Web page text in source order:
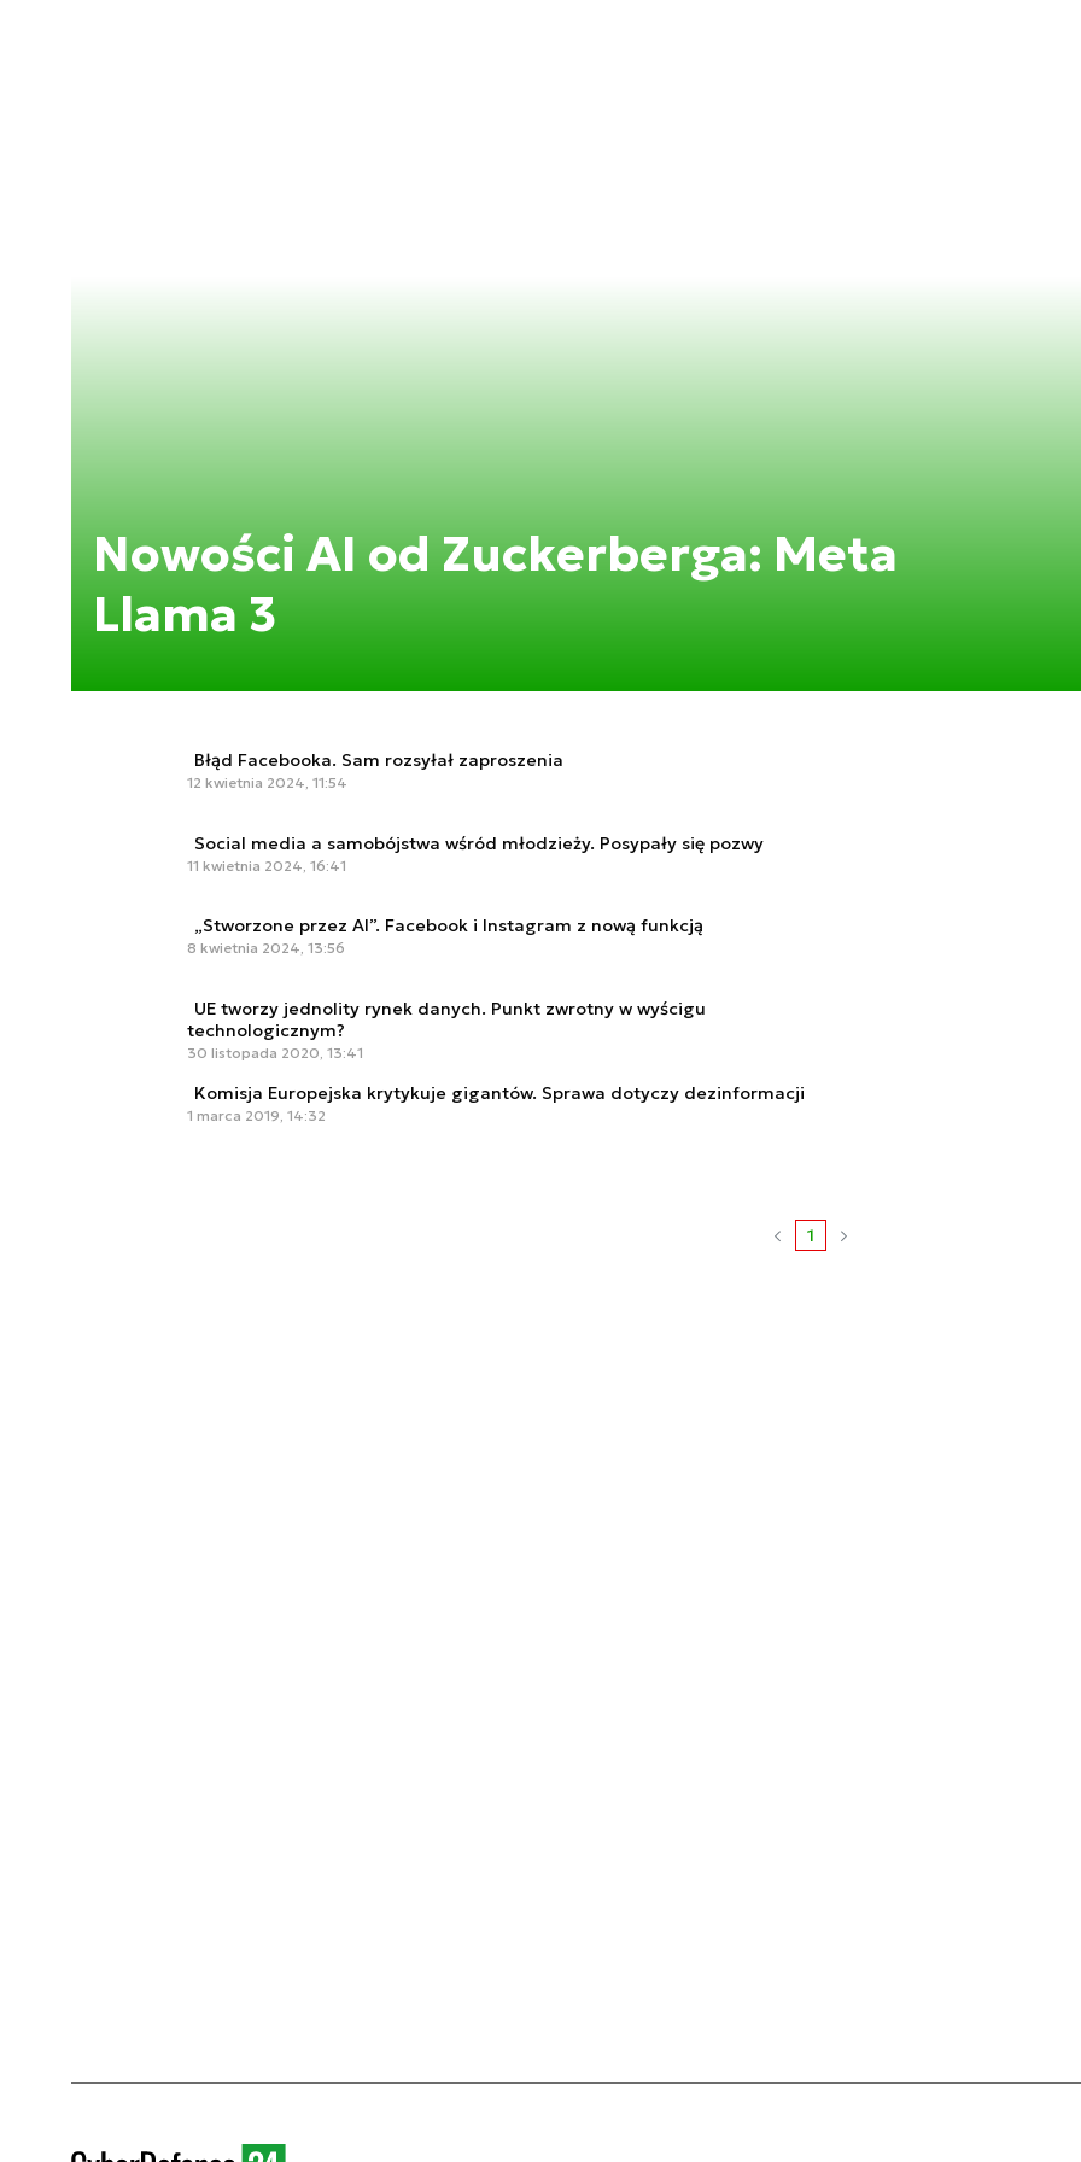
Nowości AI od Zuckerberga: Meta
Llama 3
Błąd Facebooka. Sam rozsyłał zaproszenia
12 kwietnia 2024, 11:54
Social media a samobójstwa wśród młodzieży. Posypały się pozwy
11 kwietnia 2024, 16:41
„Stworzone przez AI”. Facebook i Instagram z nową funkcją
8 kwietnia 2024, 13:56
UE tworzy jednolity rynek danych. Punkt zwrotny w wyścigu
technologicznym?
30 listopada 2020, 13:41
Komisja Europejska krytykuje gigantów. Sprawa dotyczy dezinformacji
1 marca 2019, 14:32
1